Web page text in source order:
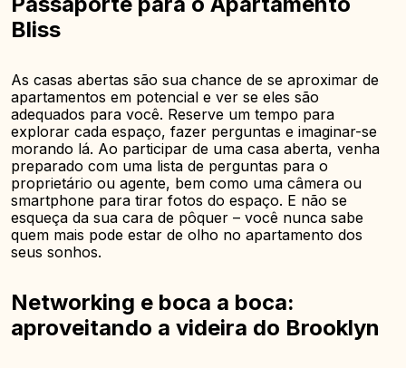
Bliss
As casas abertas são sua chance de se aproximar de
apartamentos em potencial e ver se eles são
adequados para você. Reserve um tempo para
explorar cada espaço, fazer perguntas e imaginar-se
morando lá. Ao participar de uma casa aberta, venha
preparado com uma lista de perguntas para o
proprietário ou agente, bem como uma câmera ou
smartphone para tirar fotos do espaço. E não se
esqueça da sua cara de pôquer – você nunca sabe
quem mais pode estar de olho no apartamento dos
seus sonhos.
Networking e boca a boca:
aproveitando a videira do Brooklyn